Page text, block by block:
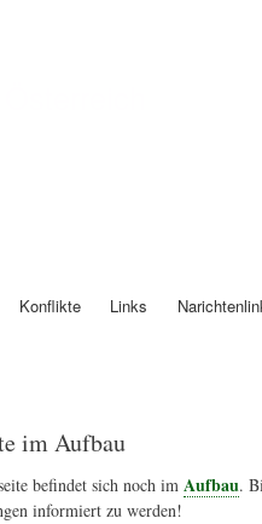
Konflikte Links
im Aufbau
befindet sich noch im Aufbau.
informiert zu werden!